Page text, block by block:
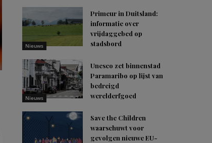
Nieuws
Primeur in Duitsland:
informatie over
vrijdaggebed op
stadsbord
Nieuws
Unesco zet binnenstad
Paramaribo op lijst van
bedreigd
werelderfgoed
Save the Children
waarschuwt voor
gevolgen nieuwe EU-